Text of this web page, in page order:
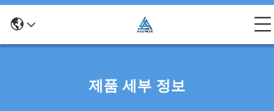
제품 세부 정보